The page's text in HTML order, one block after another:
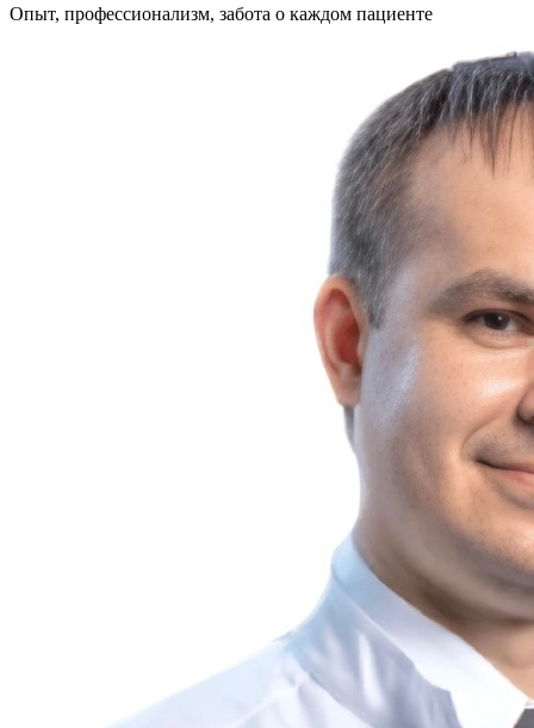
Опыт, профессионализм, забота о каждом пациенте